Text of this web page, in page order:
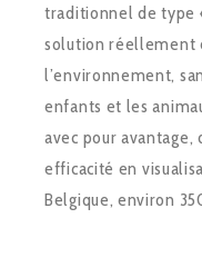
traditionnel de type
solution réellement
l’environnement,
enfants et les
avec pour avantage,
efficacité en
Belgique, environ